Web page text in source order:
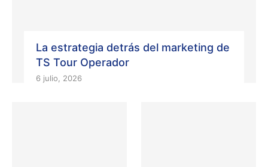
La estrategia detrás del marketing de
TS Tour Operador
6 julio, 2026